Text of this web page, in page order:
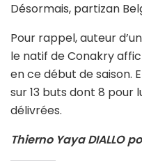
Désormais, partizan
Pour rappel, auteur
le natif de Conakry
en ce début de saison.
sur 13 buts dont 8 pour
délivrées.
Thierno Yaya DIALLO